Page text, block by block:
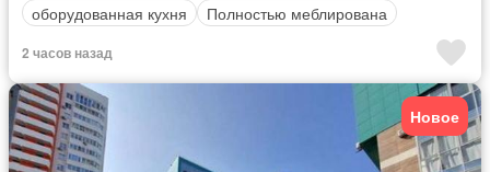
оборудованная кухня
Полностью меблирована
2 часов назад
Новое